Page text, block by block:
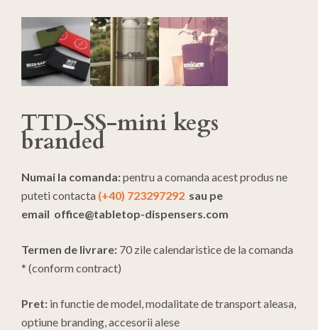
TTD-SS-mini kegs
branded
Numai la comanda:pentru a comanda acest produs ne
puteti contacta (+40) 723297292 sau pe
email office@tabletop-dispensers.com
Termen de livrare: 70 zile calendaristice de la comanda
* (conform contract)
Pret: in functie de model, modalitate de transport aleasa,
optiune branding, accesorii alese